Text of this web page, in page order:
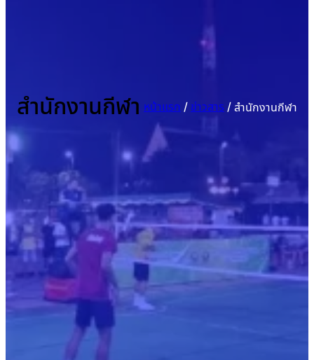
สำนักงานกีฬา หน้าแรก/ข่าวสาร/สำนักงานกีฬา